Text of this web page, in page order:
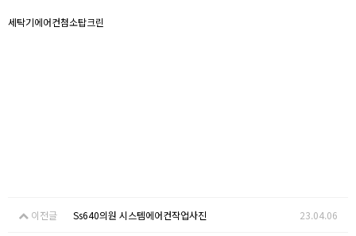
세탁기에어컨첨소탑크린
이전글 Ss640의원 시스템에어컨작업사진 23.04.06